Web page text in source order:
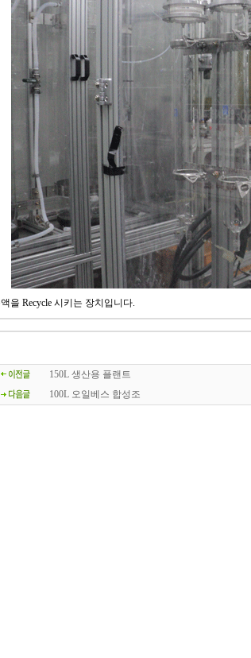
을 Recycle 시키는 장치입니다.
150L 생산용 플랜트
100L 오일베스 합성조